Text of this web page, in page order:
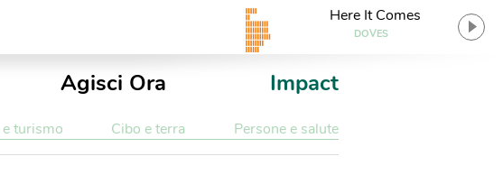
Here It Comes
DOVES
Agisci Ora Impact
turismo Cibo e terra Persone e salute